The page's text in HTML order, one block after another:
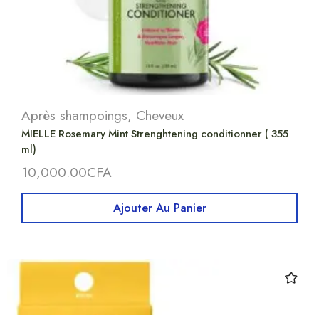
Après shampoings, Cheveux
MIELLE Rosemary Mint Strenghtening conditionner ( 355
ml)
10,000.00CFA
Ajouter Au Panier